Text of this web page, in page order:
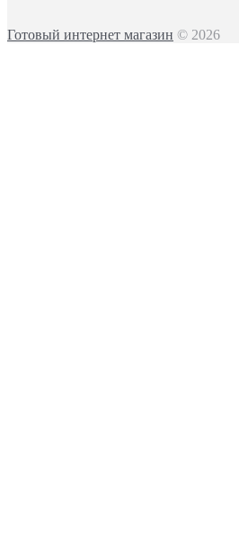
Готовый интернет магазин © 2026